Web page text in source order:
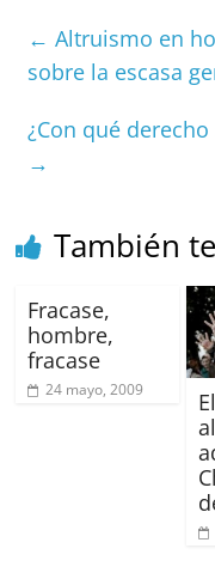
e
b
o
l s
A
p
← Altruismo en
sobre la escasa
¿Con qué
→
También
Fracase,
hombre,
fracase
24 mayo, 2009